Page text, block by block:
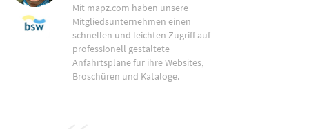
Mit mapz.com haben unsere
Mitgliedsunternehmen einen
schnellen und leichten Zugriff auf
professionell gestaltete
Anfahrtspläne für ihre Websites,
Broschüren und Kataloge.